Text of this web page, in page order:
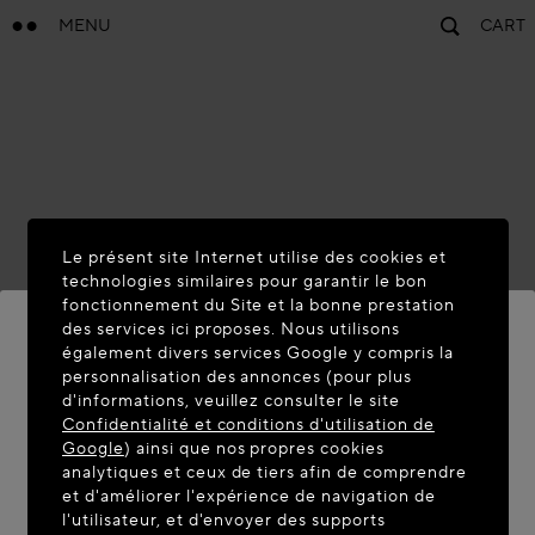
MENU CART
BIENVENUE SUR MAISON-
ALAIA.COM
Vous semblez être dans le pays suivant : United
States. Souhaitez-vous mettre à jour votre
localisation ?
Le présent site Internet utilise des cookies et
technologies similaires pour garantir le bon
fonctionnement du Site et la bonne prestation
des services ici proposes. Nous utilisons
également divers services Google y compris la
personnalisation des annonces (pour plus
d'informations, veuillez consulter le site
Confidentialité et conditions d'utilisation de
Google) ainsi que nos propres cookies
analytiques et ceux de tiers afin de comprendre
et d'améliorer l'expérience de navigation de
l'utilisateur, et d'envoyer des supports